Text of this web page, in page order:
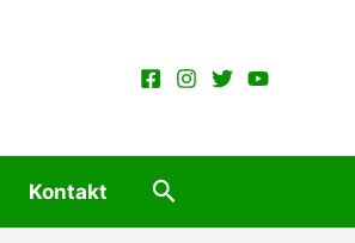
Kontakt Suchen